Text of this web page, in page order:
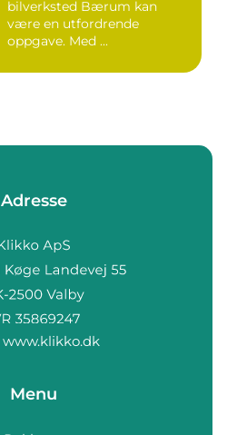
bilverksted Bærum kan
være en utfordrende
oppgave. Med ...
Adresse
www.klikko.dk
Menu